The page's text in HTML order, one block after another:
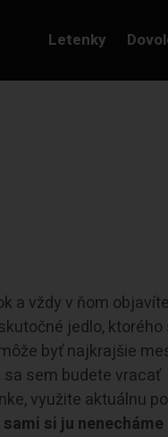
Letenky
a vždy v ňom
jedlo, ktorého
byť najkrajšie
sa sem budete vracať
využite aktuálnu
si ju nenecháme